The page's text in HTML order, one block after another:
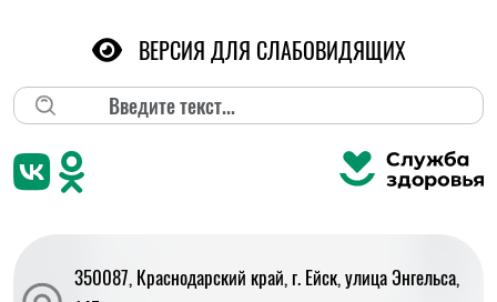
Поиск
ВЕРСИЯ ДЛЯ СЛАБОВИДЯЩИХ
350087, Краснодарский край, г. Ейск, улица Энгельса,